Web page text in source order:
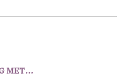
MET…